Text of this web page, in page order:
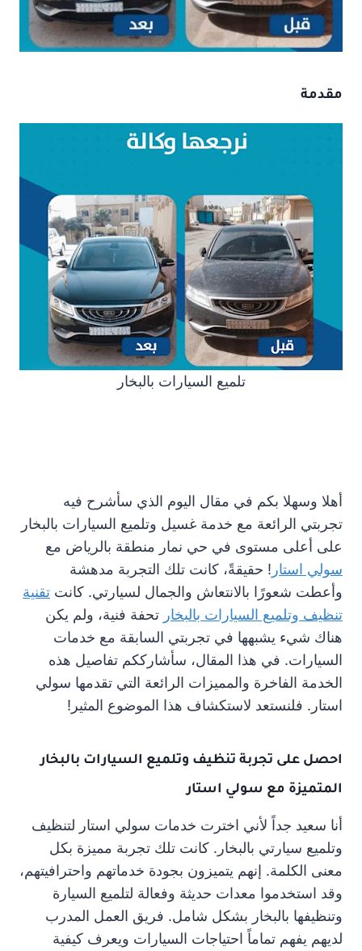
مقدمة
تلميع السيارات بالبخار
أهلا وسهلا بكم في مقال اليوم الذي سأشرح فيه
تجربتي الرائعة مع خدمة غسيل وتلميع السيارات بالبخار
على أعلى مستوى في حي نمار منطقة بالرياض مع
سولي استار ! حقيقةً، كانت تلك التجربة مدهشة
وأعطت شعورًا بالانتعاش والجمال لسيارتي. كانت تقنية
تنظيف وتلميع السيارات بالبخار تحفة فنية، ولم يكن
هناك شيء يشبهها في تجربتي السابقة مع خدمات
السيارات. في هذا المقال، سأشارككم تفاصيل هذه
الخدمة الفاخرة والمميزات الرائعة التي تقدمها سولي
استار. فلنستعد لاستكشاف هذا الموضوع المثير!
احصل على تجربة تنظيف وتلميع السيارات بالبخار
المتميزة مع سولي استار
أنا سعيد جداً لأني اخترت خدمات سولي استار لتنظيف
وتلميع سيارتي بالبخار. كانت تلك تجربة مميزة بكل
معنى الكلمة. إنهم يتميزون بجودة خدماتهم واحترافيتهم،
وقد استخدموا معدات حديثة وفعالة لتلميع السيارة
وتنظيفها بالبخار بشكل شامل. فريق العمل المدرب
لديهم يفهم تماماً احتياجات السيارات ويعرف كيفية